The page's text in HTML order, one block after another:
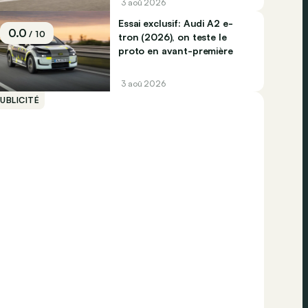
3 aoû 2026
0.0/ 10
Essai exclusif: Audi A2 e-
tron (2026), on teste le
proto en avant-première
3 aoû 2026